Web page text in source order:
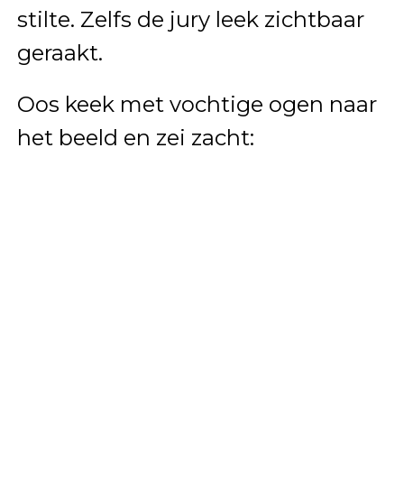
stilte. Zelfs de jury leek zichtbaar
geraakt.
Oos keek met vochtige ogen naar
het beeld en zei zacht: